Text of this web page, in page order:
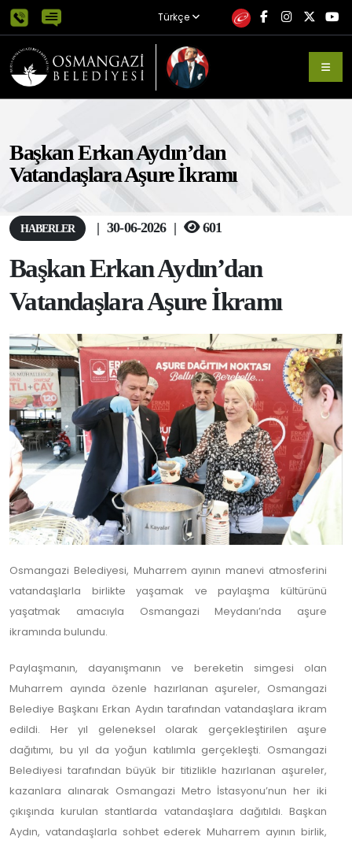
Türkçe
Başkan Erkan Aydın’dan
Vatandaşlara Aşure İkramı
HABERLER | 30-06-2026 | 601
Başkan Erkan Aydın’dan
Vatandaşlara Aşure İkramı
Osmangazi Belediyesi, Muharrem ayının manevi atmosferini
vatandaşlarla birlikte yaşamak ve paylaşma kültürünü
yaşatmak amacıyla Osmangazi Meydanı’nda aşure
ikramında bulundu.
Paylaşmanın, dayanışmanın ve bereketin simgesi olan
Muharrem ayında özenle hazırlanan aşureler, Osmangazi
Belediye Başkanı Erkan Aydın tarafından vatandaşlara ikram
edildi. Her yıl geleneksel olarak gerçekleştirilen aşure
dağıtımı, bu yıl da yoğun katılımla gerçekleşti. Osmangazi
Belediyesi tarafından büyük bir titizlikle hazırlanan aşureler,
kazanlara alınarak Osmangazi Metro İstasyonu’nun her iki
çıkışında kurulan stantlarda vatandaşlara dağıtıldı. Başkan
Aydın, vatandaşlarla sohbet ederek Muharrem ayının birlik,